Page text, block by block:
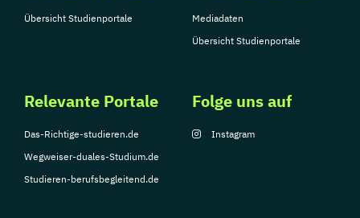
Übersicht Studienportale
Mediadaten
Übersicht Studienportale
Relevante Portale
Das-Richtige-studieren.de
Wegweiser-duales-Studium.de
Studieren-berufsbegleitend.de
Folge uns auf
Instagram